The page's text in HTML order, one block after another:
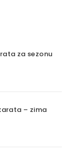
za sezonu
– zima